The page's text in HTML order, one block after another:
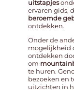
uitstapjes
ervaren gids,
beroemde
ontdekken.
Onder de
mogelijkheid
ontdekken
om
te huren.
bezoeken en
uitzichten in